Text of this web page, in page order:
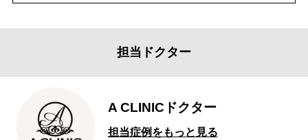
担当ドクター
A CLINICドクター
担当症例をもっと見る